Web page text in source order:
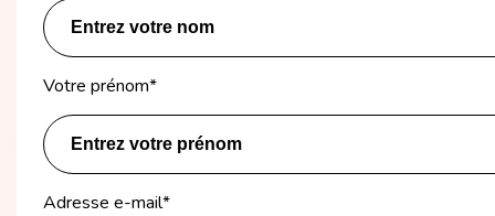
Votre prénom*
Adresse e-mail*